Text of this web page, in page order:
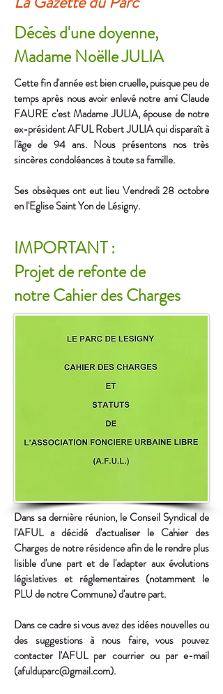
Décès d'une doyenne,
Madame Noëlle JULIA
Cette fin d'année est bien cruelle, puisque peu de
temps après nous avoir enlevé notre ami Claude
FAURE c'est Madame JULIA, épouse de notre
ex-président AFUL Robert JULIA qui disparaît à
l'âge de 94 ans. Nous présentons nos très
sincères condoléances à toute sa famille.
Ses obsèques ont eut lieu Vendredi 28 octobre
en l'Eglise Saint Yon de Lésigny.
IMPORTANT :
Projet de refonte de
notre Cahier des Charges
Dans sa dernière réunion, le Conseil Syndical de
l'AFUL a décidé d'actualiser le Cahier des
Charges de notre résidence afin de le rendre plus
lisible d'une part et de l'adapter aux évolutions
législatives et réglementaires (notamment le
PLU de notre Commune) d'autre part.
Dans ce cadre si vous avez des idées nouvelles ou
des suggestions à nous faire, vous pouvez
contacter l'AFUL par courrier ou par e-mail
(afulduparc@gmail.com).